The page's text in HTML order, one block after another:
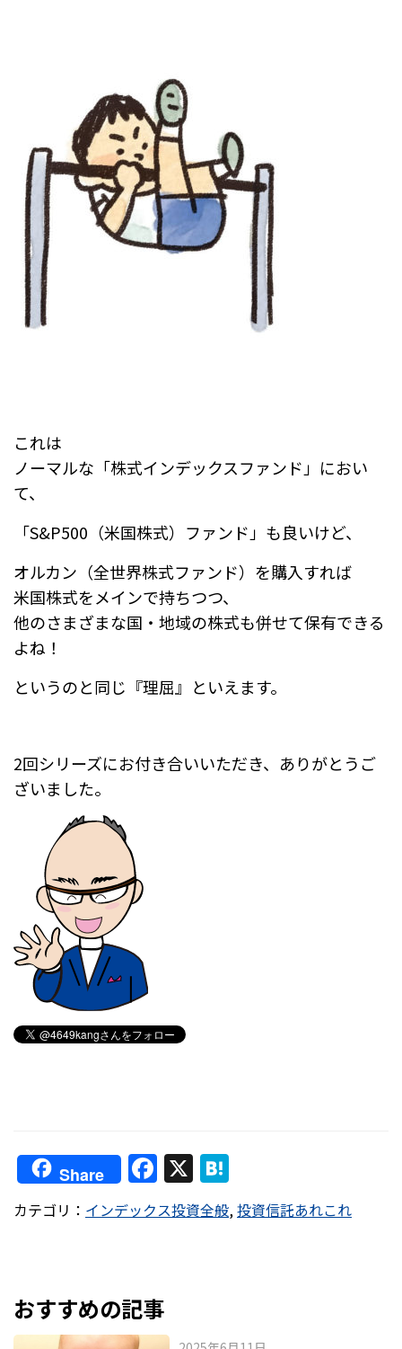
これは
ノーマルな「株式インデックスファンド」におい
て、
「S&P500（米国株式）ファンド」も良いけど、
オルカン（全世界株式ファンド）を購入すれば
米国株式をメインで持ちつつ、
他のさまざまな国・地域の株式も併せて保有できる
よね！
というのと同じ『理屈』といえます。
2回シリーズにお付き合いいただき、ありがとうご
ざいました。
Share F
a
c
o
o
X
at
e
カテゴリ： インデックス投資全般, 投資信託あれこれ
おすすめの記事